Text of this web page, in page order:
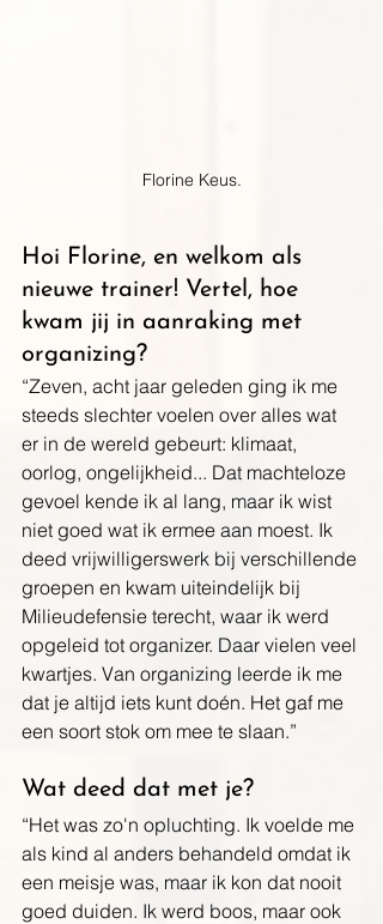
Florine Keus.
Hoi Florine, en welkom als
nieuwe trainer! Vertel, hoe
kwam jij in aanraking met
organizing?
“Zeven, acht jaar geleden ging ik me
steeds slechter voelen over alles wat
er in de wereld gebeurt: klimaat,
oorlog, ongelijkheid... Dat machteloze
gevoel kende ik al lang, maar ik wist
niet goed wat ik ermee aan moest. Ik
deed vrijwilligerswerk bij verschillende
groepen en kwam uiteindelijk bij
Milieudefensie terecht, waar ik werd
opgeleid tot organizer. Daar vielen veel
kwartjes. Van organizing leerde ik me
dat je altijd iets kunt doén. Het gaf me
een soort stok om mee te slaan.”
Wat deed dat met je?
“Het was zo'n opluchting. Ik voelde me
als kind al anders behandeld omdat ik
een meisje was, maar ik kon dat nooit
goed duiden. Ik werd boos, maar ook